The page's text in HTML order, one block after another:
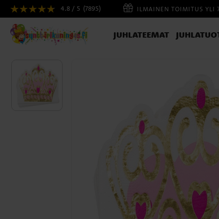
4.8 / 5 (7895) ILMAINEN TOIMITUS YLI
JUHLATEEMAT